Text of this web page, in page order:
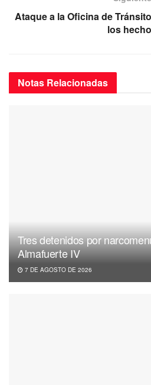
Ataque a la Oficina de
los
Notas Relacionadas
Tres detenidos por
Almafuerte IV
7 DE AGOSTO DE 2026